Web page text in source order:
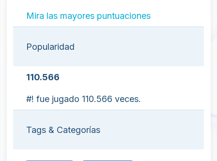
Mira las mayores puntuaciones
Popularidad
110.566
#! fue jugado 110.566 veces.
Tags & Categorías